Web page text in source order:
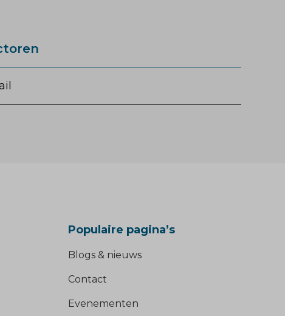
Populaire pagina’s
Blogs & nieuws
Contact
Evenementen